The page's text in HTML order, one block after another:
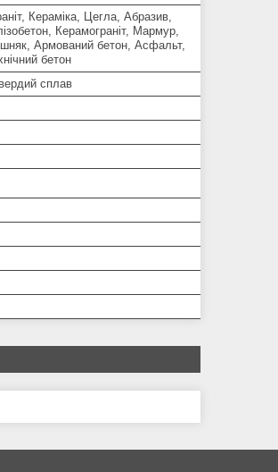
Кераміка, Цегла, Абразив,
Керамограніт, Мармур,
Армований бетон, Асфальт,
бетон
сплав